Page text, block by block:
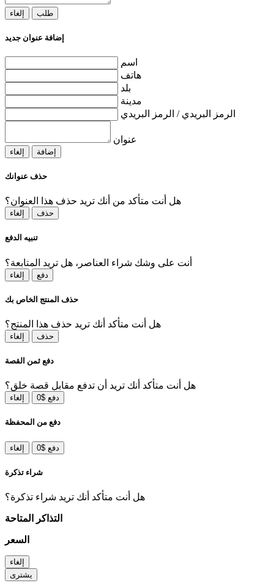
إلغاء طلب
إضافة عنوان جديد
اسم
هاتف
بلد
مدينة
الرمز البريدي / الرمز البريدي
عنوان
إلغاء إضافة
حذف عنوانك
هل أنت متأكد من أنك تريد حذف هذا العنوان؟
إلغاء حذف
تنبيه الدفع
أنت على وشك شراء العناصر، هل تريد المتابعة؟
إلغاء دفع
حذف المنتج الخاص بك
هل أنت متأكد أنك تريد حذف هذا المنتج؟
إلغاء حذف
دفع ثمن القصة
هل أنت متأكد أنك تريد أن تدفع مقابل قصة خلق؟
إلغاء دفع $0
دفع من المحفظة
إلغاء دفع $0
شراء تذكرة
هل أنت متأكد أنك تريد شراء تذكرة؟
التذاكر المتاحة
السعر
إلغاء
يشترى